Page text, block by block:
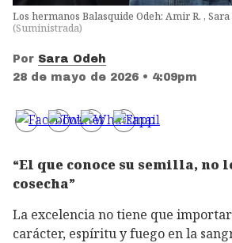
Los hermanos Balasquide Odeh: Amir R. , Sara
(Suministrada)
Por Sara Odeh
28 de mayo de 2026 • 4:09pm
“El que conoce su semilla, no
cosecha”
La excelencia no tiene que
carácter, espíritu y fuego en la